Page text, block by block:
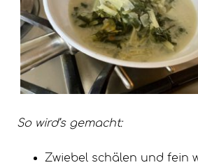
So wird’s gemacht:
Zwiebel schälen und fein